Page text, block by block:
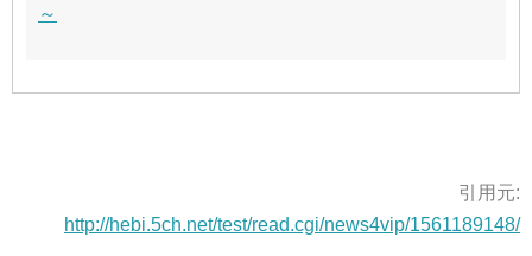
～
引用元:
http://hebi.5ch.net/test/read.cgi/news4vip/1561189148/